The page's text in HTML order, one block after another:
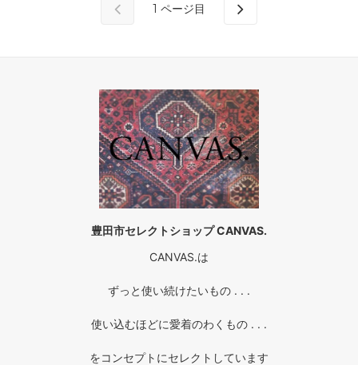
1 ページ目
豊田市セレクトショップ CANVAS.
CANVAS.は
ずっと使い続けたいもの . . .
使い込むほどに愛着のわくもの . . .
をコンセプトにセレクトしています